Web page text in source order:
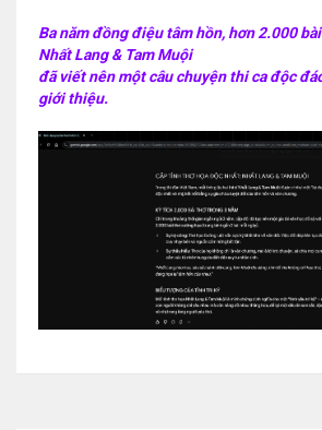
Ba năm đồng điệu tâm hồn, hơn 2.000
Nhất Lang & Tam Muội
đã viết nên một câu chuyện thi ca độc
giới thiệu.